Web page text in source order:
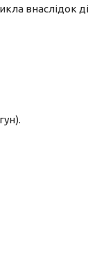
внаслідок